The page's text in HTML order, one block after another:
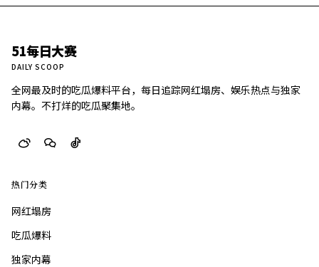
51每日大赛
DAILY SCOOP
全网最及时的吃瓜爆料平台，每日追踪网红塌房、娱乐热点与独家
内幕。不打烊的吃瓜聚集地。
热门分类
网红塌房
吃瓜爆料
独家内幕